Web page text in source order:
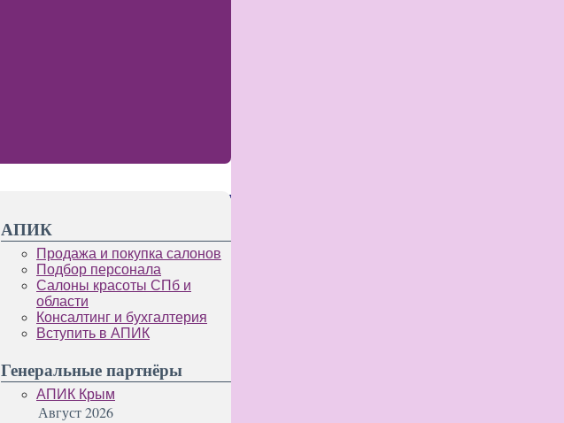
АПИК
Продажа и покупка салонов
Подбор персонала
Салоны красоты СПб и
области
Консалтинг и бухгалтерия
Вступить в АПИК
Генеральные партнёры
АПИК Крым
Август 2026